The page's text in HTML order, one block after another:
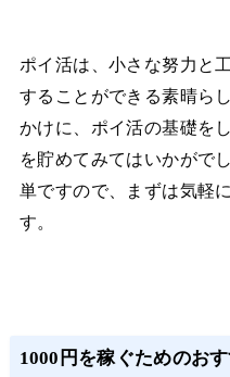
ポイ活は、小さな努力と
することができる素晴ら
かけに、ポイ活の基礎を
を貯めてみてはいかがで
単ですので、まずは気軽
す。
1000円を稼ぐためのお